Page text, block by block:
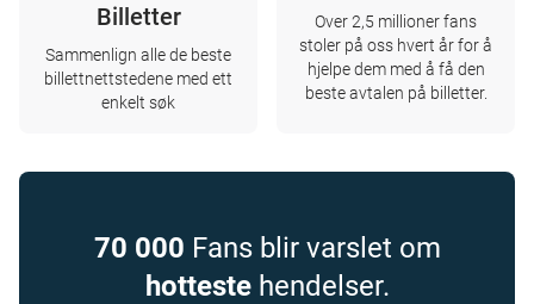
Billetter
Sammenlign alle de beste
billettnettstedene med ett
enkelt søk
Over 2,5 millioner fans
stoler på oss hvert år for å
hjelpe dem med å få den
beste avtalen på billetter.
70 000 Fans blir varslet om
hottestehendelser.